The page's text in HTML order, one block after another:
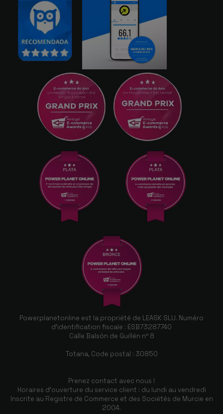
Powerplanetonline est la propriété de LEASK SLU. Numéro
d'identification fiscale : ESB73287740
Calle Balsón de Guillén nº 8
Totana, Code postal : 30850
Prenez contact avec nous !
Horaires d'ouverture du service client : du lundi au vendredi
Inscrite au Registre de Commerce et des Sociétés de Murcie en
2004.